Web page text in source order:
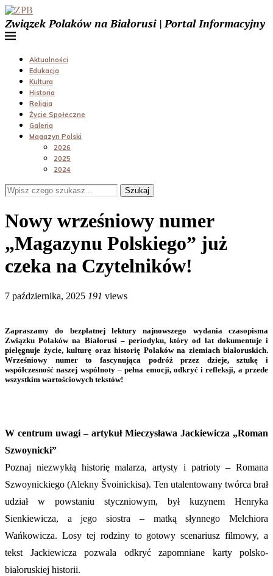
Związek Polaków na Białorusi | Portal Informacyjny
Aktualności
Edukacja
Kultura
Historia
Religia
Życie Społeczne
Galeria
Magazyn Polski
2026
2025
2024
Szukaj
Nowy wrześniowy numer
„Magazynu Polskiego” już
czeka na Czytelników!
7 października, 2025 191 views
Zapraszamy do bezpłatnej lektury najnowszego wydania czasopisma
Związku Polaków na Białorusi – periodyku, który od lat dokumentuje i
pielęgnuje życie, kulturę oraz historię Polaków na ziemiach białoruskich.
Wrześniowy numer to fascynująca podróż przez dzieje, sztukę i
współczesność naszej wspólnoty – pełna emocji, odkryć i refleksji, a przede
wszystkim wartościowych tekstów!
W centrum uwagi – artykuł Mieczysława Jackiewicza „Roman
Szwoynicki”
Poznaj niezwykłą historię malarza, artysty i patrioty – Romana
Szwoynickiego (Alekny Švoinickisa). Ten utalentowany twórca brał
udział w powstaniu styczniowym, był kuzynem Henryka
Sienkiewicza, a jego siostra – matką słynnego Melchiora
Wańkowicza. Losy tej rodziny to gotowy scenariusz filmowy, a
tekst Jackiewicza pozwala odkryć zapomniane karty polsko-
białoruskiej historii.